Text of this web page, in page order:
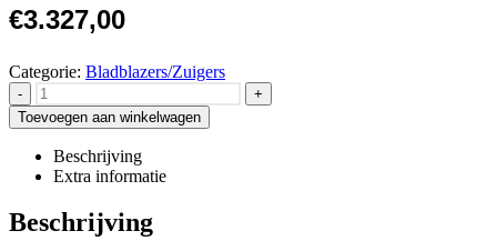
€3.327,00
Categorie: Bladblazers/Zuigers
-
+
Toevoegen aan winkelwagen
Beschrijving
Extra informatie
Beschrijving